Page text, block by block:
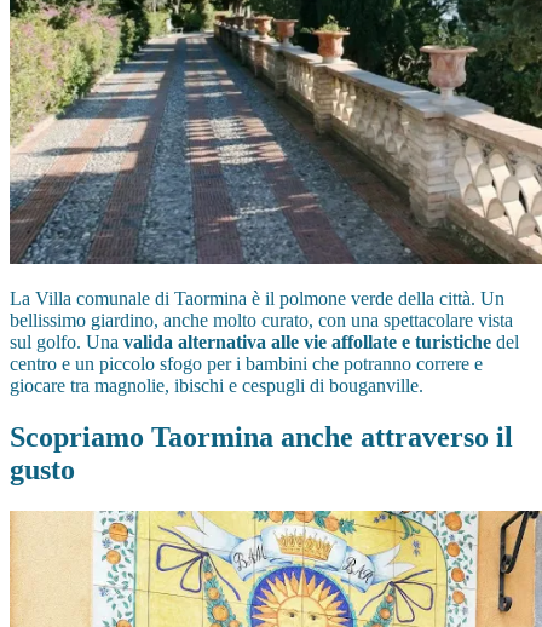
La Villa comunale di Taormina è il polmone verde della città. Un
bellissimo giardino, anche molto curato, con una spettacolare vista
sul golfo. Una valida alternativa alle vie affollate e turistiche del
centro e un piccolo sfogo per i bambini che potranno correre e
giocare tra magnolie, ibischi e cespugli di bouganville.
Scopriamo Taormina anche attraverso il
gusto